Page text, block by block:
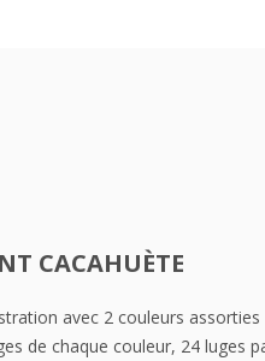
CACAHUÈTE
avec 2 couleurs assorties
de chaque couleur, 24 luges